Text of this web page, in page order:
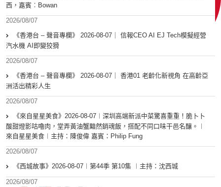
西，嘉賓︰Bowan
2026/08/07
《香港台 – 聲音專欄》 2026-08-07｜ 信報CEO AI EJ Tech模擬經營
汽水機 AI即變狡猾
2026/08/07
《香港台 – 聲音專欄》 2026-08-07｜ 香港01 老齡化新視角 在高齡亞
洲活出精彩人生
2026/08/07
《來自星星美食》2026-08-07︱深圳高端新派中菜驚喜重重！脆卜卜
酸甜燈影咕嚕肉，堂弄黃油蟹黯然銷魂飯，搭配不同口味干邑名釀。︱
來自星星美食︱主持：陳俊偉 嘉賓：Philip Fung
2026/08/07
《西城故事》2026-08-07︱第44季 第10集 ︱主持：沈西城
2026/08/07